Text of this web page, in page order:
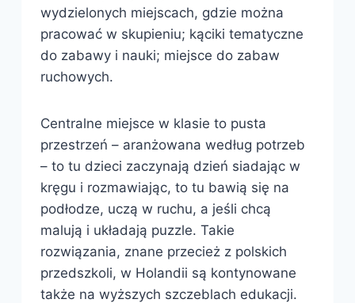
wydzielonych miejscach, gdzie można
pracować w skupieniu; kąciki tematyczne
do zabawy i nauki; miejsce do zabaw
ruchowych.
Centralne miejsce w klasie to pusta
przestrzeń – aranżowana według potrzeb
– to tu dzieci zaczynają dzień siadając w
kręgu i rozmawiając, to tu bawią się na
podłodze, uczą w ruchu, a jeśli chcą
malują i układają puzzle. Takie
rozwiązania, znane przecież z polskich
przedszkoli, w Holandii są kontynowane
także na wyższych szczeblach edukacji.